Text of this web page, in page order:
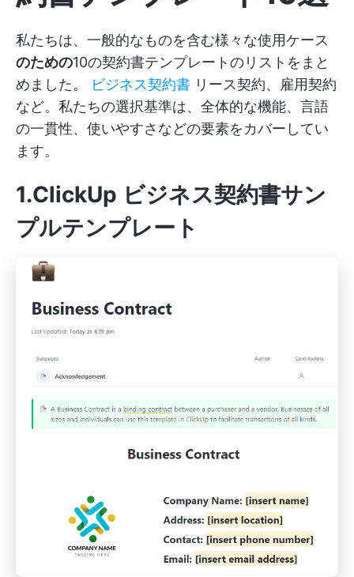
私たちは、一般的なものを含む様々な使用ケース
のための10の契約書テンプレートのリストをまと
めました。
ビジネス契約書 リース契約、雇用契約
など。私たちの選択基準は、全体的な機能、言語
の一貫性、使いやすさなどの要素をカバーしてい
ます。
1.ClickUp ビジネス契約書サン
プルテンプレート